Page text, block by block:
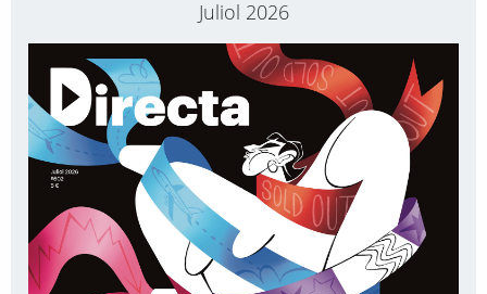
Juliol 2026